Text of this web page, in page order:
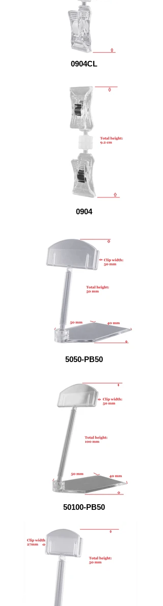
0904CL
0904
5050-PB50
50100-PB50